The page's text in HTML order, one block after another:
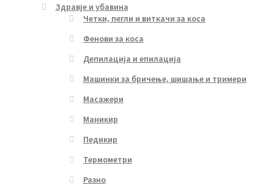
Здравје и убавина
Четки, пегли и виткачи за коса
Фенови за коса
Депилација и епилација
Машинки за бричење, шишање и тримери
Масажери
Маникир
Педикир
Термометри
Разно